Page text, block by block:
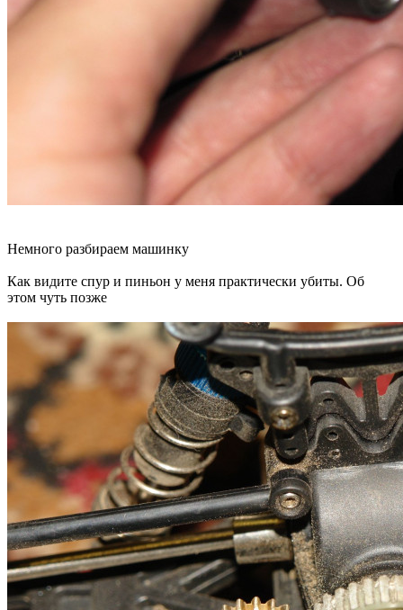
Немного разбираем машинку
Как видите спур и пиньон у меня практически убиты. Об
этом чуть позже